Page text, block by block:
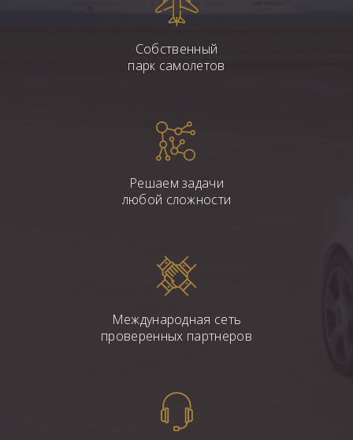
Собственный
парк самолетов
Решаем задачи
любой сложности
Международная сеть
проверенных партнеров